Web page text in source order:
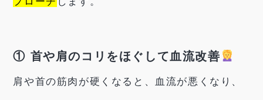
① 首や肩のコリをほぐして血流改善
肩や首の筋肉が硬くなると、血流が悪くなり、